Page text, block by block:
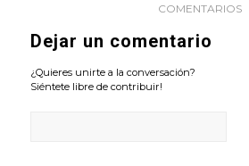
COMENTARIOS
Dejar un comentario
¿Quieres unirte a la conversación?
Siéntete libre de contribuir!